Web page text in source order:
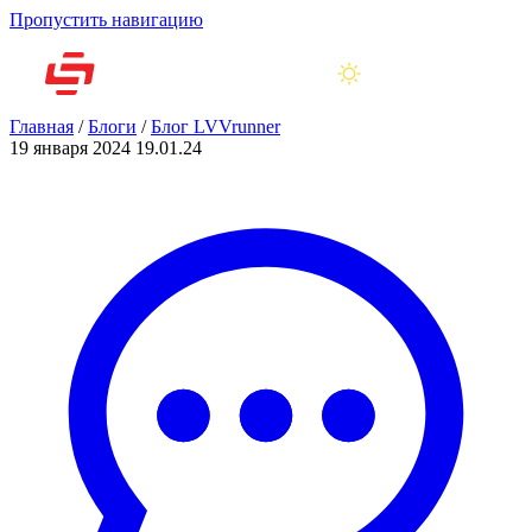
Пропустить навигацию
Главная /Блоги /Блог LVVrunner
19 января 2024 19.01.24